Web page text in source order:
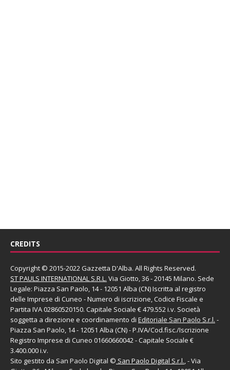
CREDITS
Copyright © 2015-2022 Gazzetta D'Alba. All Rights Reserved.
ST PAULS INTERNATIONAL S.R.L. Via Giotto, 36 - 20145 Milano. Sede
Legale: Piazza San Paolo, 14 - 12051 Alba (CN) Iscritta al registro
delle Imprese di Cuneo - Numero di iscrizione, Codice Fiscale e
Partita IVA 02860520150. Capitale Sociale € 479.552 i.v. Società
soggetta a direzione e coordinamento di Editoriale San Paolo S.r.l. -
Piazza San Paolo, 14 - 12051 Alba (CN) - P.IVA/Cod.fisc./Iscrizione
Registro Imprese di Cuneo 01660660042 - Capitale Sociale €
3.400.000 i.v.
Sito gestito da San Paolo Digital © San Paolo Digital S.r.l., - Via